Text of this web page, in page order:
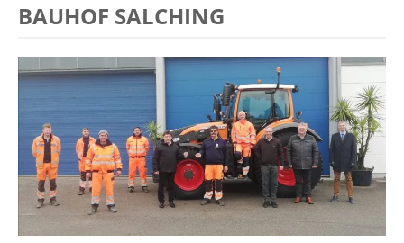
BAUHOF SALCHING